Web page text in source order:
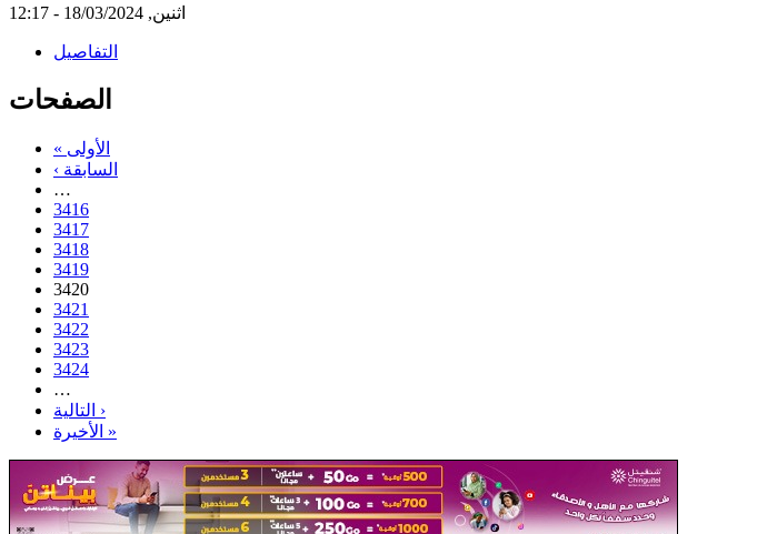
اثنين, 18/03/2024 - 12:17
التفاصيل
الصفحات
« الأولى
‹ السابقة
…
3416
3417
3418
3419
3420
3421
3422
3423
3424
…
التالية ›
الأخيرة »